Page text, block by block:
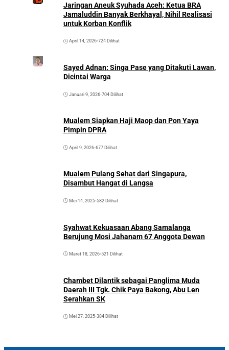
Jaringan Aneuk Syuhada Aceh: Ketua BRA
Jamaluddin Banyak Berkhayal, Nihil Realisasi
untuk Korban Konflik
April 14, 2026•724 Dilihat
Sayed Adnan: Singa Pase yang Ditakuti Lawan,
Dicintai Warga
Januari 9, 2026•704 Dilihat
Mualem Siapkan Haji Maop dan Pon Yaya
Pimpin DPRA
April 9, 2026•677 Dilihat
Mualem Pulang Sehat dari Singapura,
Disambut Hangat di Langsa
Mei 14, 2025•582 Dilihat
Syahwat Kekuasaan Abang Samalanga
Berujung Mosi Jahanam 67 Anggota Dewan
Maret 18, 2026•521 Dilihat
Chambet Dilantik sebagai Panglima Muda
Daerah III Tgk. Chik Paya Bakong, Abu Len
Serahkan SK
Mei 27, 2025•384 Dilihat